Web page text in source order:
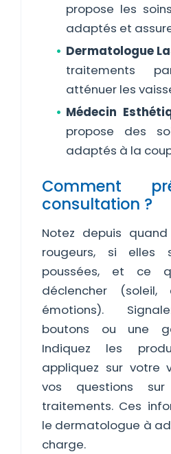
propose les
adaptés et
Dermatologue
traitements
atténuer les
Médecin
propose des
adaptés à la
Comment
consultation ?
Notez depuis
rougeurs, si elles
poussées, et ce
déclencher (soleil,
émotions).
boutons ou une
Indiquez les
appliquez sur votre
vos questions
traitements. Ces
le dermatologue à
charge.